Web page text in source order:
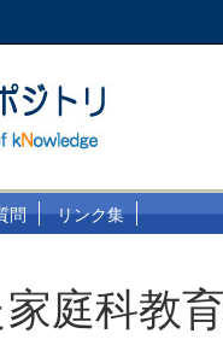
問 リンク集
庭科教